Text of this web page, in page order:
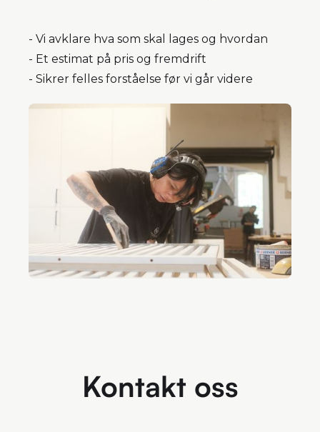
- Vi avklare hva som skal lages og hvordan
- Et estimat på pris og fremdrift
- Sikrer felles forståelse før vi går videre
Kontakt oss